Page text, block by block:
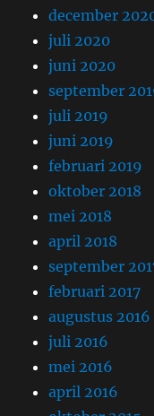
december
juli 2020
juni 2020
september
juli 2019
juni 2019
februari 2019
oktober 2018
mei 2018
april 2018
september
februari 2017
augustus 2016
juli 2016
mei 2016
april 2016